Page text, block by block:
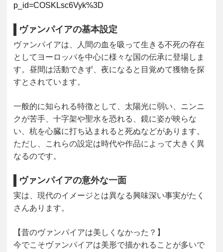
p_id=COSKLsc6Vyk%3D
ヴァンパイアの基本設定
ヴァンパイアは、
人間の血を吸って生きる不死の存在
としてヨーロッパを中心に様々な国の伝承に登場しま
す。昼間は活動できず、夜になると目覚めて獲物を探
すとされています。
一般的に知られる特徴として、 太陽光に弱い
ニンニ
クが苦手 、十字架や聖水を恐れる 、鏡に姿が映らな
い 、杭を心臓に打ち込まれると死ぬなどがあります。
ただし、これらの設定は時代や作品によって大きく異
なるのです。
ヴァンパイアの意外な一面
実は、現代のイメージとは異なる興味深い事実がたく
さんあります。
【昔のヴァンパイアは美しくなかった？】
今でこそヴァンパイアは美形で描かれることが多いで